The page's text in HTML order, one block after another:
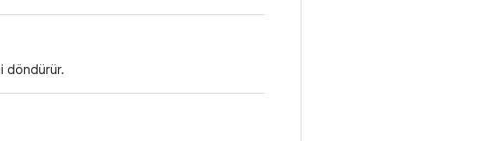
döndürür.